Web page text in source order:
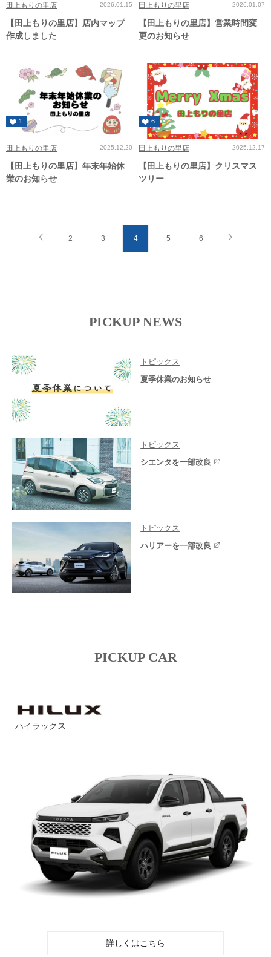
田上もりの里店 2026.01.15
【田上もりの里店】店内マップ
作成しました
田上もりの里店 2026.01.07
【田上もりの里店】営業時間変
更のお知らせ
1
田上もりの里店 2025.12.20
【田上もりの里店】年末年始休
業のお知らせ
6
田上もりの里店 2025.12.17
【田上もりの里店】クリスマス
ツリー
2 3 4 5 6
PICKUP NEWS
トピックス
夏季休業のお知らせ
トピックス
シエンタを一部改良
トピックス
ハリアーを一部改良
PICKUP CAR
ハイラックス
詳しくはこちら